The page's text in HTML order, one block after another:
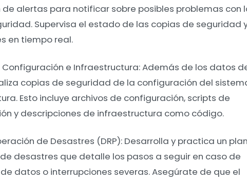
alertas para notificar sobre posibles problemas con
Supervisa el estado de las copias de seguridad
en tiempo real.
e Infraestructura:Además de los datos
copias de seguridad de la configuración del
Esto incluye archivos de configuración, scripts de
y descripciones de infraestructura como código.
de Desastres (DRP): Desarrolla y practica un
desastres que detalle los pasos a seguir en caso de
datos o interrupciones severas. Asegúrate de que el